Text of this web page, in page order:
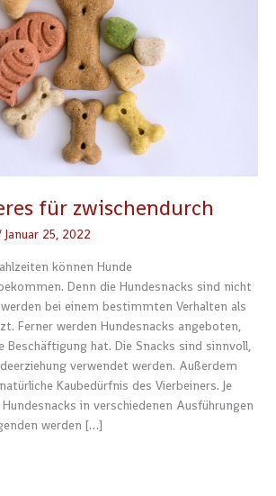
für zwischendurch
Januar 25, 2022
können Hunde
Denn die Hundesnacks sind nicht
bei einem bestimmten Verhalten als
Ferner werden Hundesnacks angeboten,
Beschäftigung hat. Die Snacks sind sinnvoll,
verwendet werden. Außerdem
Kaubedürfnis des Vierbeiners. Je
in verschiedenen Ausführungen
werden […]